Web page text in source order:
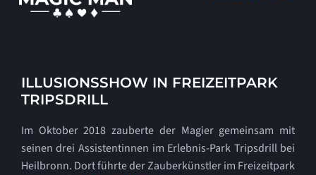
Angebote
Aktuelles
ILLUSIONSSHOW IN FREIZEITPARK
TRIPSDRILL
Im Oktober 2018 zauberte der Magier gemeinsam mit
seinen drei Assistentinnen im Erlebnis-Park Tripsdrill bei
Heilbronn. Dort führte der Zauberkünstler im Freizeitpark